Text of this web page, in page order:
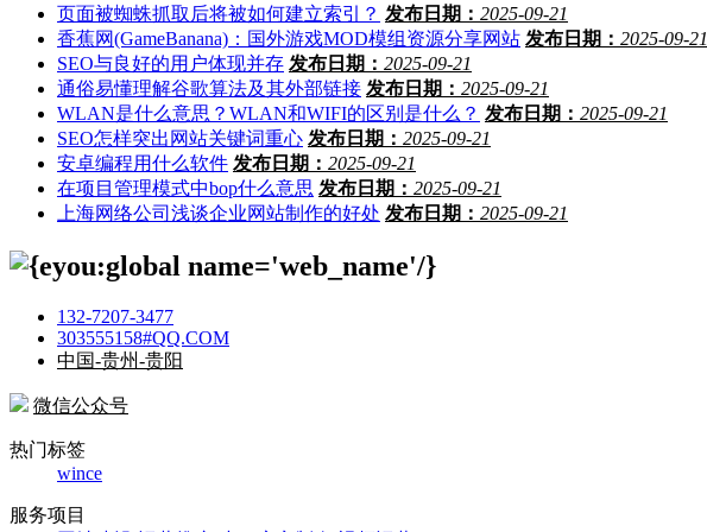
页面被蜘蛛抓取后将被如何建立索引？ 发布日期： 2025-09-21
香蕉网(GameBanana)：国外游戏MOD模组资源分享网站 发布日期： 2025-09-21
SEO与良好的用户体现并存 发布日期： 2025-09-21
通俗易懂理解谷歌算法及其外部链接 发布日期： 2025-09-21
WLAN是什么意思？WLAN和WIFI的区别是什么？ 发布日期： 2025-09-21
SEO怎样突出网站关键词重心 发布日期： 2025-09-21
安卓编程用什么软件 发布日期： 2025-09-21
在项目管理模式中bop什么意思 发布日期： 2025-09-21
上海网络公司浅谈企业网站制作的好处 发布日期： 2025-09-21
132-7207-3477
303555158#QQ.COM
中国-贵州-贵阳
微信公众号
热门标签
wince
服务项目